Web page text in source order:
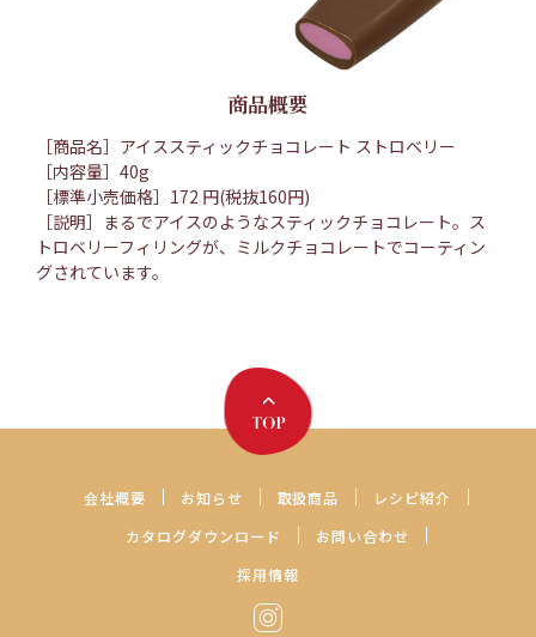
商品概要
［商品名］アイススティックチョコレート ストロベリー
［内容量］40g
［標準小売価格］172 円(税抜160円)
［説明］まるでアイスのようなスティックチョコレート。ス
トロベリーフィリングが、ミルクチョコレートでコーティン
グされています。
会社概要 お知らせ 取扱商品
レシピ紹介
カタログダウンロード
お問い合わせ
採用情報